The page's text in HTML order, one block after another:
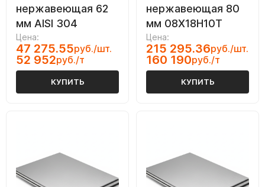
нержавеющая 62
мм AISI 304
Цена:
47 275.55руб./шт.
52 952руб./т
КУПИТЬ
нержавеющая 80
мм 08Х18Н10Т
Цена:
215 295.36руб./шт.
160 190руб./т
КУПИТЬ